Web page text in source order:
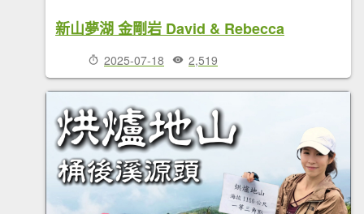
新山夢湖 金剛岩 David & Rebecca
2025-07-18 2,519